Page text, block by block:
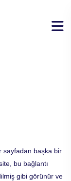
sayfadan başka bir
bu bağlantı
gibi görünür ve